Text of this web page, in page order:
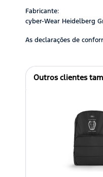
Fabricante:
cyber-Wear Heidelberg
As declarações de
Outros clientes